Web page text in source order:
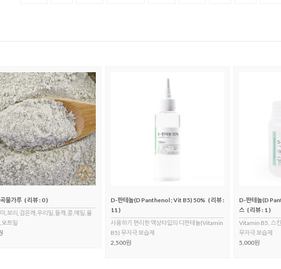
물가루 ( 리뷰 : 0 )
,보리,검은깨,우리밀,들깨,콩,메밀,율
오트밀
D-판테놀(D Panthenol ; Vit B5) 50% ( 리뷰 :
11 )
사용하기 편리한 액상타입의 디판테놀(Vitamin
B5) 무자극 보습제
2,500원
D-판테놀(D
스 ( 리뷰 : 1 )
Vitamin B5, 스
무자극 보습제
5,000원